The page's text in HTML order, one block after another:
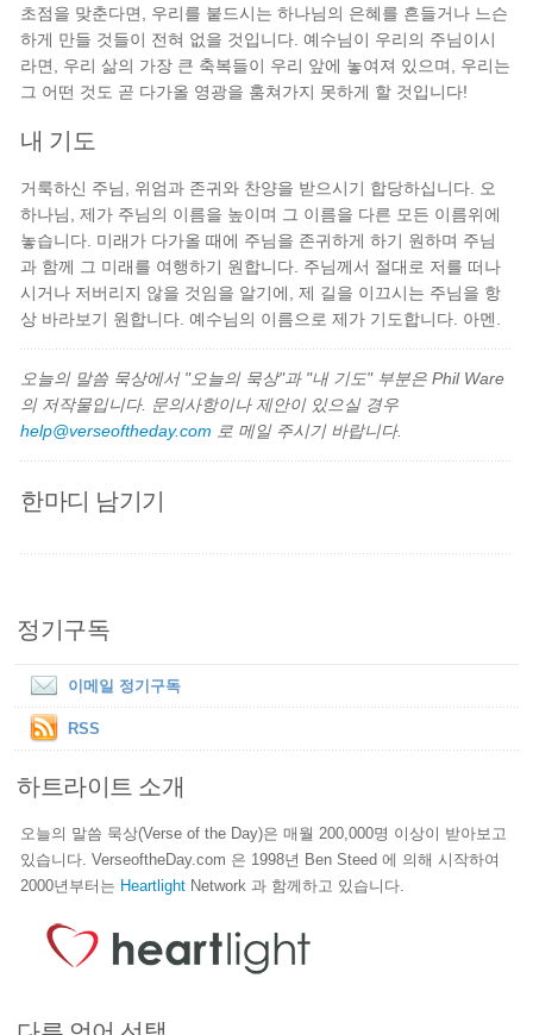
초점을 맞춘다면, 우리를 붙드시는 하나님의 은혜를 흔들거나 느슨
하게 만들 것들이 전혀 없을 것입니다. 예수님이 우리의 주님이시
라면, 우리 삶의 가장 큰 축복들이 우리 앞에 놓여져 있으며, 우리는
그 어떤 것도 곧 다가올 영광을 훔쳐가지 못하게 할 것입니다!
내 기도
거룩하신 주님, 위엄과 존귀와 찬양을 받으시기 합당하십니다. 오
하나님, 제가 주님의 이름을 높이며 그 이름을 다른 모든 이름위에
놓습니다. 미래가 다가올 때에 주님을 존귀하게 하기 원하며 주님
과 함께 그 미래를 여행하기 원합니다. 주님께서 절대로 저를 떠나
시거나 저버리지 않을 것임을 알기에, 제 길을 이끄시는 주님을 항
상 바라보기 원합니다. 예수님의 이름으로 제가 기도합니다. 아멘.
오늘의 말씀 묵상에서 "오늘의 묵상"과 "내 기도" 부분은 Phil Ware
의 저작물입니다. 문의사항이나 제안이 있으실 경우
help@verseoftheday.com 로 메일 주시기 바랍니다.
한마디 남기기
정기구독
이메일 정기구독
RSS
하트라이트 소개
오늘의 말씀 묵상(Verse of the Day)은 매월 200,000명 이상이 받아보고
있습니다. VerseoftheDay.com 은 1998년 Ben Steed 에 의해 시작하여
2000년부터는 Heartlight Network 과 함께하고 있습니다.